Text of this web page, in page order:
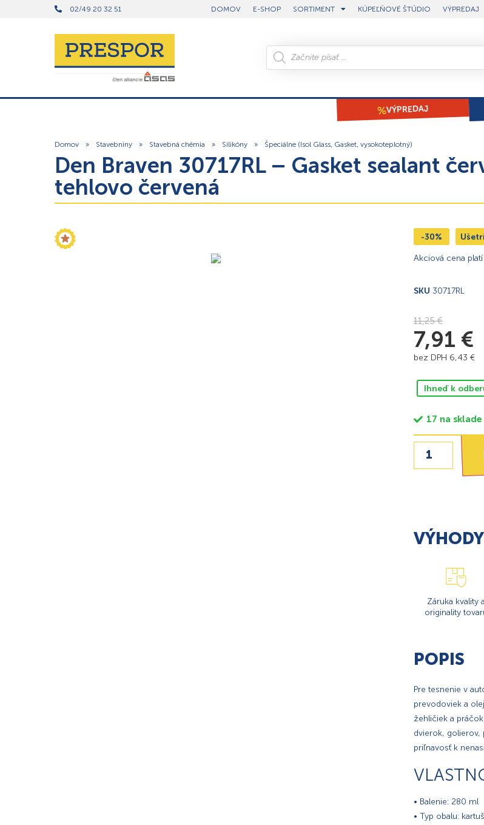
02/49 20 32 51 DOMOV E-SHOP SORTIMENT KÚPEĽŇOVÉ ŠTÚDIO VÝPREDAJ
VÝPREDAJ
Domov » Stavebniny » Stavebná chémia » Silikóny » Špeciálne (Isol Glass, Gasket, vysokoteplotný)
Den Braven 30717RL – Gasket sealant
tehlovo červená
-30%
Akciová cena
SKU 30717RL
11,25€
7,91 €
bez DPH 6,43 €
Ihneď k
17 na sklade
VÝHODY
Záruka kvality a
originality
POPIS
Pre tesnenie v
prevodoviek a
žehličiek a
dvierok, golierov,
priľnavosť k
• Balenie: 280 ml
• Typ obalu: